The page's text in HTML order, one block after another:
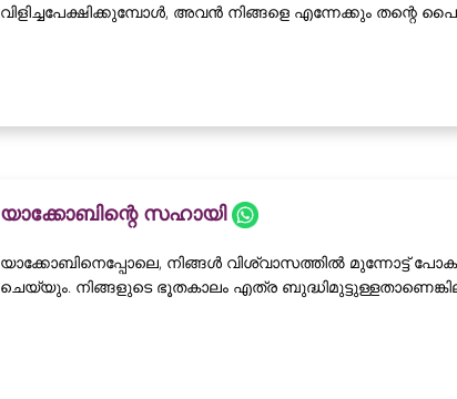
വിളിച്ചപേക്ഷിക്കുമ്പോൾ, അവൻ നിങ്ങളെ എന്നേക്കും തന്റെ
യാക്കോബിന്റെ സഹായി
യാക്കോബിനെപ്പോലെ, നിങ്ങൾ വിശ്വാസത്തിൽ മുന്നോട്ട്
ചെയ്യും. നിങ്ങളുടെ ഭൂതകാലം എത്ര